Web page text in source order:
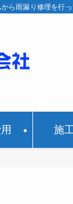
ら雨漏り修理を行
施